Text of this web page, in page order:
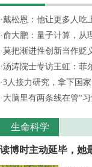
·戴松恩：他让更多人吃
·俞大鹏：量子计算，从
·莫把渐进性创新当作贬
·汤涛院士专访王虹：菲
·3人接力研究，拿下国
· 大脑里有两条线在管“习
生命科学
读博时主动延毕，她